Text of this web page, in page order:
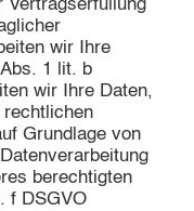
Vertragserfüllung
wir Ihre
1 lit. b
wir Ihre Daten,
Grundlage von
berechtigten
f DSGVO